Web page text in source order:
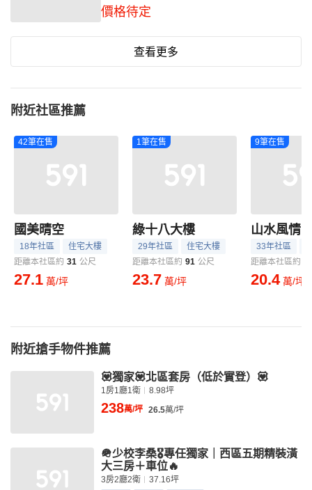
價格待定
查看更多
附近社區推薦
42筆在售
國美晴空
18年社區
住宅大樓
距離本社區約 31 公尺
27.1 萬/坪
1筆在售
綠十八大樓
29年社區
住宅大樓
距離本社區約 91 公尺
23.7 萬/坪
9筆在售
山水風情
33年社區
距離本社區約
20.4 萬/坪
附近搶手物件推薦
💟獨家💟北區套房（低於實登）💟
1房1廳1衛 8.98坪
238萬/坪 26.5萬/坪
🪖少校李桑🎖專任獨家｜西區五期精裝潢
大三房＋車位🔥
3房2廳2衛 37.16坪